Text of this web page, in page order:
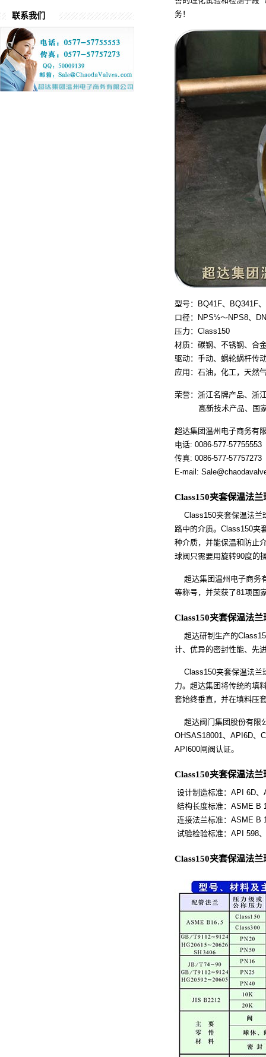
务！
型号：BQ41F、BQ341F
口径：NPS½～NPS8、
压力：Class150
材质：碳钢、不锈钢、合
驱动：手动、蜗轮蜗杆传
应用：石油，化工，天然
荣誉：浙江名牌产品、浙
高新技术产品、国家
超达集团温州电子商务有
电话: 0086-577-57755553
传真: 0086-577-57757273
E-mail:
Class150夹套保温法
Class150夹套保温法兰
路中的介质。Class150夹
种介质，并能保温和防止
球阀只需要用旋转90度的
超达集团温州电子商务
等称号，并荣获了81项国
Class150夹套保温法
超达研制生产的
计、优异的密封性能、先
Class150夹套保温法兰
力。超达集团将传统的填
套始终垂直，并在填料压
超达阀门集团股份有限
OHSAS18001、API6D、
API600闸阀认证。
Class150夹套保温法
设计制造标准：API 6D
结构长度标准：ASME B
连接法兰标准：ASME B
试验检验标准：API 598
Class150夹套保温法
联系我们